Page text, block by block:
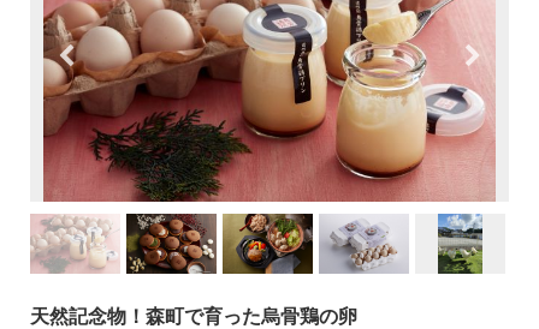
天然記念物！森町で育った烏骨鶏の卵